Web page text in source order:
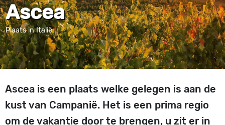
Ascea
Plaats in Italië
Ascea is een plaats welke gelegen is aan de
kust van Campanië. Het is een prima regio
om de vakantie door te brengen, u zit er in